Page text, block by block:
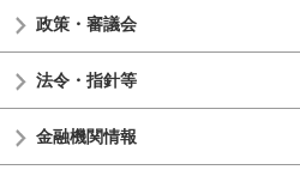
政策・審議会
法令・指針等
金融機関情報